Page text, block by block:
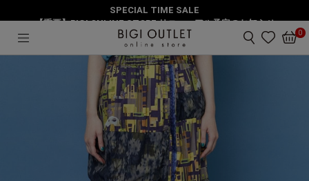
SPECIAL TIME SALE
【重要】BIGI ONLINE STORE リニューアル予定のお知らせ
0
スカート シティーライツ スカート